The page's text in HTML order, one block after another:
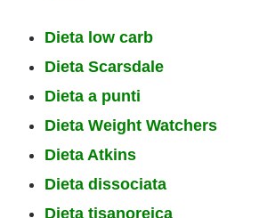
Dieta low carb
Dieta Scarsdale
Dieta a punti
Dieta Weight Watchers
Dieta Atkins
Dieta dissociata
Dieta tisanoreica